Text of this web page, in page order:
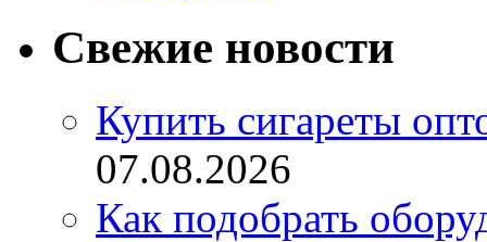
Свежие новости
Купить сигареты
07.08.2026
Как подобрать